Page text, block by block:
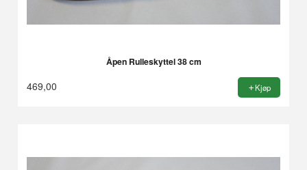
Åpen Rulleskyttel 38 cm
469,00 Kjøp